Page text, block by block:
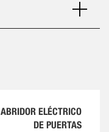
ABRIDOR ELÉCTRICO
DE PUERTAS